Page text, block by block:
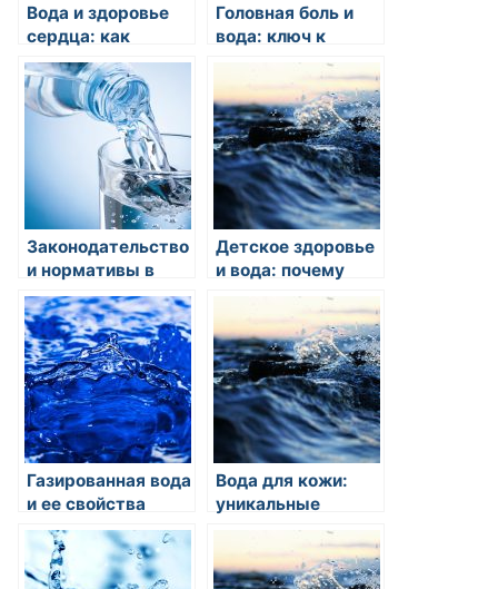
Вода и здоровье
сердца: как
регулярное
употребление
воды
способствует
здоровью сердца?
Головная боль и
вода: ключ к
профилактике
Законодательство
и нормативы в
области охраны
водных ресурсов:
гарантии
сохранения
нашего будущего
Детское здоровье
и вода: почему
вода необходима
для роста и
развития детей?
Газированная вода
и ее свойства
Вода для кожи:
уникальные
питьевого режима